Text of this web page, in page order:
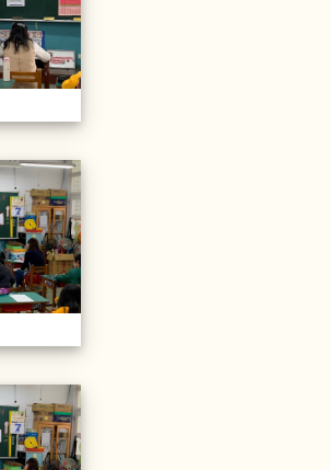
20211206校內語文競賽
20211206校內語文競賽